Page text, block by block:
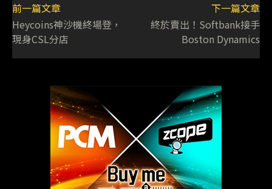
前一篇文章
Heycoins神沙機終場登，
現身CSL分店
下一篇文章
終於賣出！Softbank接手
Boston Dynamics